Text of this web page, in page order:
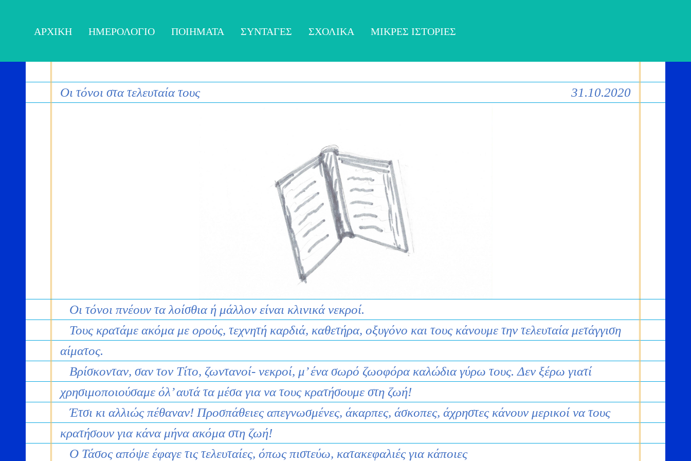
ΑΡΧΙΚΉ ΗΜΕΡΟΛΌΓΙΟ ΠΟΙΉΜΑΤΑ ΣΥΝΤΑΓΈΣ ΣΧΟΛΙΚΆ ΜΙΚΡΈΣ ΙΣΤΟΡΊΕΣ
Οι τόνοι στα τελευταία τους 31.10.2020
Οι τόνοι πνέουν τα λοίσθια ή μάλλον είναι κλινικά νεκροί.
Τους κρατάμε ακόμα με ορούς, τεχνητή καρδιά, καθετήρα, οξυγόνο και τους κάνουμε την τελευταία μετάγγιση
αίματος.
Βρίσκονταν, σαν τον Τίτο, ζωντανοί- νεκροί, μ’ ένα σωρό ζωοφόρα καλώδια γύρω τους. Δεν ξέρω γιατί
χρησιμοποιούσαμε όλ’ αυτά τα μέσα για να τους κρατήσουμε στη ζωή!
Έτσι κι αλλιώς πέθαναν! Προσπάθειες απεγνωσμένες, άκαρπες, άσκοπες, άχρηστες κάνουν μερικοί να τους
κρατήσουν για κάνα μήνα ακόμα στη ζωή!
Ο Τάσος απόψε έφαγε τις τελευταίες, όπως πιστεύω, κατακεφαλιές για κάποιες